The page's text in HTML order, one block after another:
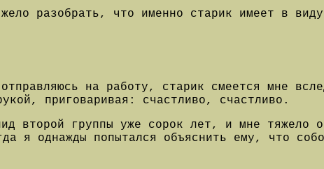
разобрать, что именно старик имеет в
на работу, старик смеется мне
приговаривая: счастливо, счастливо.
второй группы уже сорок лет, и мне тяжело
я однажды попытался объяснить ему, что